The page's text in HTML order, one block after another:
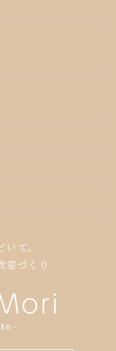
て、
室づくり